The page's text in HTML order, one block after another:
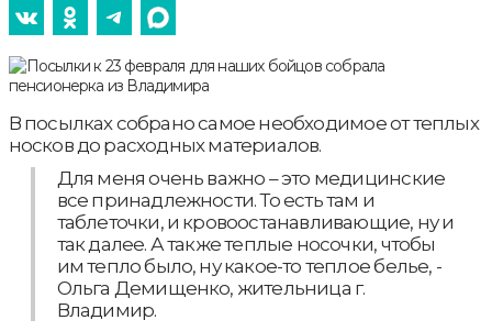
В посылках собрано самое необходимое от теплых
носков до расходных материалов.
Для меня очень важно – это медицинские
все принадлежности. То есть там и
таблеточки, и кровоостанавливающие, ну и
так далее. А также теплые носочки, чтобы
им тепло было, ну какое-то теплое белье, -
Ольга Демищенко, жительница г.
Владимир.